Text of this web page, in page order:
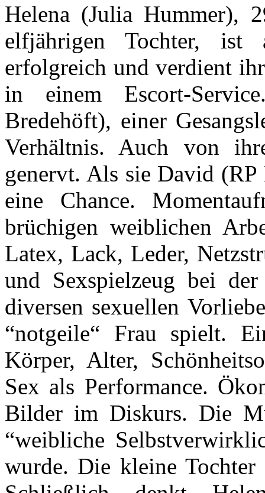
Helena (Julia Hummer),
elfjährigen Tochter, ist
erfolgreich und verdient
in einem Escort-
Bredehöft), einer
Verhältnis. Auch von
genervt. Als sie David
eine Chance.
brüchigen weiblichen
Latex, Lack, Leder,
und Sexspielzeug bei
diversen sexuellen
“notgeile“ Frau spielt.
Körper, Alter,
Sex als Performance.
Bilder im Diskurs. Die
“weibliche
wurde. Die kleine